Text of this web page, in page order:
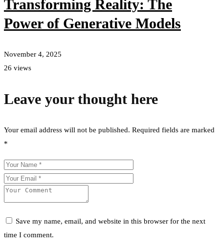
Transforming Reality: The
Power of Generative Models
November 4, 2025
26 views
Leave your thought here
Your email address will not be published. Required fields are marked
*
Save my name, email, and website in this browser for the next
time I comment.